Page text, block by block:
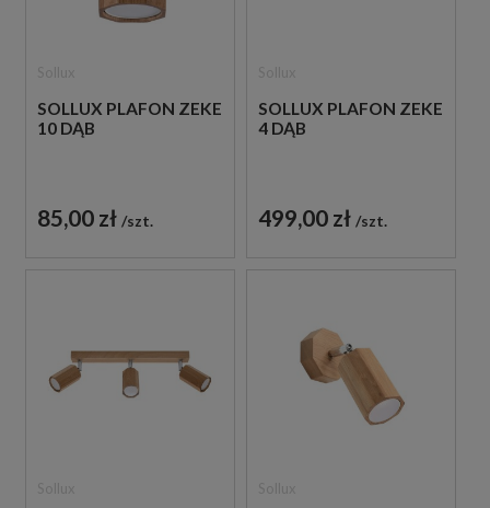
SOLLUX PLAFON ZEKE
10 DĄB
85,00 zł szt.
SOLLUX PLAFON ZEKE
4 DĄB
499,00 zł szt.